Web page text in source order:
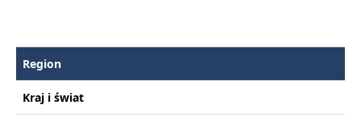
Region
Kraj i świat